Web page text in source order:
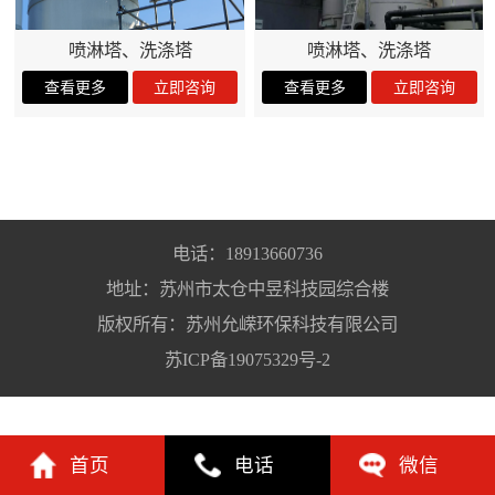
喷淋塔、洗涤塔 喷淋塔、洗涤塔
电话：18913660736
地址：苏州市太仓中昱科技园综合楼
版权所有：苏州允嵘环保科技有限公司
苏ICP备19075329号-2
首页 电话 微信